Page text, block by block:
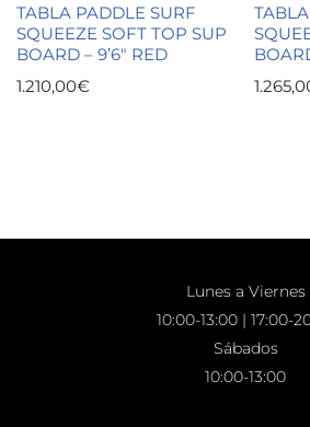
TABLA PADDLE SURF
SQUEEZE SOFT TOP SUP
BOARD – 9’6″ RED
1.210,00€
Lunes a Viernes
10:00-13:00 | 17:00-
Sábados
10:00-13:00